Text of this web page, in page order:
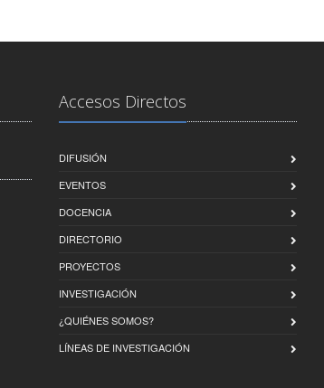
Accesos Directos
DIFUSIÓN
EVENTOS
DOCENCIA
DIRECTORIO
PROYECTOS
INVESTIGACIÓN
¿QUIÉNES SOMOS?
LÍNEAS DE INVESTIGACIÓN